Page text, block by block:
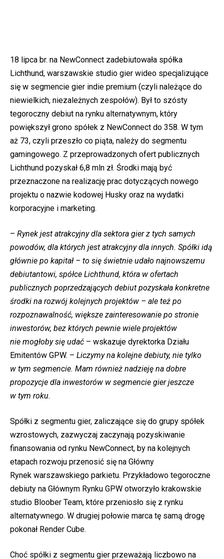
18 lipca br. na NewConnect zadebiutowała spółka
Lichthund, warszawskie studio gier wideo specjalizujące
się w segmencie gier indie premium (czyli należące do
niewielkich, niezależnych zespołów). Był to szósty
tegoroczny debiut na rynku alternatywnym, który
powiększył grono spółek z NewConnect do 358. W tym
aż 73, czyli przeszło co piąta, należy do segmentu
gamingowego. Z przeprowadzonych ofert publicznych
Lichthund pozyskał 6,8 mln zł. Środki mają być
przeznaczone na realizację prac dotyczących nowego
projektu o nazwie kodowej Husky oraz na wydatki
korporacyjne i marketing.
– Rynek jest atrakcyjny dla sektora gier z tych samych
powodów, dla których jest atrakcyjny dla innych. Spółki idą
głównie po kapitał – to się świetnie udało najnowszemu
debiutantowi, spółce Lichthund, która w ofertach
publicznych poprzedzających debiut pozyskała konkretne
środki na rozwój kolejnych projektów – ale też po
rozpoznawalność, większe zainteresowanie po stronie
inwestorów, bez których pewnie wiele projektów
nie mogłoby się udać – wskazuje dyrektorka Działu
Emitentów GPW. – Liczymy na kolejne debiuty, nie tylko
w tym segmencie. Mam również nadzieję na dobre
propozycje dla inwestorów w segmencie gier jeszcze
w tym roku.
Spółki z segmentu gier, zaliczające się do grupy spółek
wzrostowych, zazwyczaj zaczynają pozyskiwanie
finansowania od rynku NewConnect, by na kolejnych
etapach rozwoju przenosić się na Główny
Rynek warszawskiego parkietu. Przykładowo tegoroczne
debiuty na Głównym Rynku GPW otworzyło krakowskie
studio Bloober Team, które przeniosło się z rynku
alternatywnego. W drugiej połowie marca tę samą drogę
pokonał Render Cube.
Choć spółki z segmentu gier przeważają liczbowo na